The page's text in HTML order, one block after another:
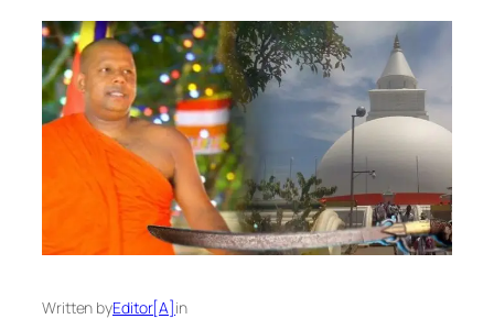
Written byEditor[A]in